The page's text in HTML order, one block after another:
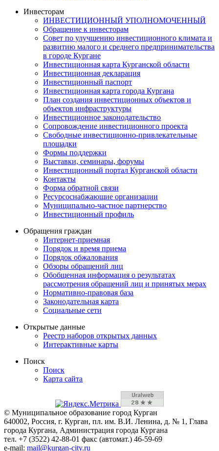
Инвесторам
ИНВЕСТИЦИОННЫЙ УПОЛНОМОЧЕННЫЙ
Обращение к инвесторам
Совет по улучшению инвестиционного климата и
развитию малого и среднего предпринимательства
в городе Кургане
Инвестиционная карта Курганской области
Инвестиционная декларация
Инвестиционный паспорт
Инвестиционная карта города Кургана
План создания инвестиционных объектов и
объектов инфраструктуры
Инвестиционное законодательство
Сопровождение инвестиционного проекта
Свободные инвестиционно-привлекательные
площадки
Формы поддержки
Выставки, семинары, форумы
Инвестиционный портал Курганской области
Контакты
Форма обратной связи
Ресурсоснабжающие организации
Муниципально-частное партнерство
Инвестиционный профиль
Обращения граждан
Интернет-приемная
Порядок и время приема
Порядок обжалования
Обзоры обращений лиц
Обобщенная информация о результатах
рассмотрения обращений лиц и принятых мерах
Нормативно-правовая база
Законодательная карта
Социальные сети
Открытые данные
Реестр наборов открытых данных
Интерактивные карты
Поиск
Поиск
Карта сайта
© Муниципальное образование город Курган
640002, Россия, г. Курган, пл. им. В.И. Ленина, д. № 1, Глава
города Кургана, Администрация города Кургана
тел. +7 (3522) 42-88-01 факс (автомат.) 46-59-69
e-mail: mail@kurgan-city.ru